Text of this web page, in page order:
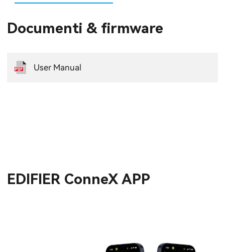
Documenti & firmware
User Manual
EDIFIER ConneX APP